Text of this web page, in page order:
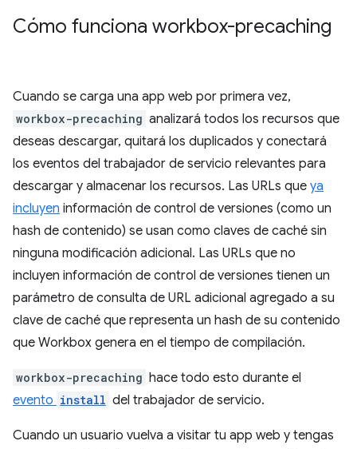
Cómo funciona workbox-precaching
Cuando se carga una app web por primera vez,
workbox-precaching analizará todos los recursos que
deseas descargar, quitará los duplicados y conectará
los eventos del trabajador de servicio relevantes para
descargar y almacenar los recursos. Las URLs que ya
incluyen información de control de versiones (como un
hash de contenido) se usan como claves de caché sin
ninguna modificación adicional. Las URLs que no
incluyen información de control de versiones tienen un
parámetro de consulta de URL adicional agregado a su
clave de caché que representa un hash de su contenido
que Workbox genera en el tiempo de compilación.
workbox-precaching hace todo esto durante el
evento install del trabajador de servicio.
Cuando un usuario vuelva a visitar tu app web y tengas